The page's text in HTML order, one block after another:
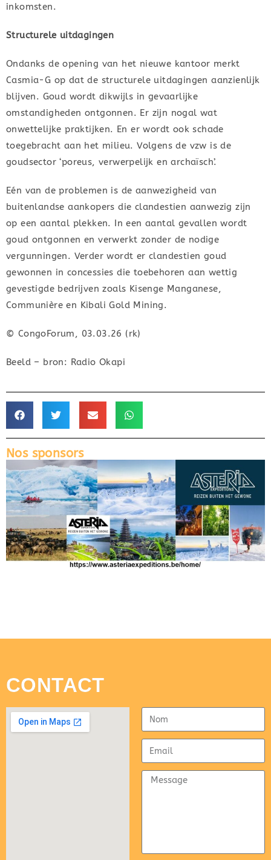
inkomsten.
Structurele uitdagingen
Ondanks de opening van het nieuwe kantoor merkt
Casmia-G op dat de structurele uitdagingen aanzienlijk
blijven. Goud wordt dikwijls in gevaarlijke
omstandigheden ontgonnen. Er zijn nogal wat
onwettelijke praktijken. En er wordt ook schade
toegebracht aan het milieu. Volgens de vzw is de
goudsector ‘poreus, verwerpelijk en archaïsch’.
Eén van de problemen is de aanwezigheid van
buitenlandse aankopers die clandestien aanwezig zijn
op een aantal plekken. In een aantal gevallen wordt
goud ontgonnen en verwerkt zonder de nodige
vergunningen. Verder wordt er clandestien goud
gewonnen in concessies die toebehoren aan wettig
gevestigde bedrijven zoals Kisenge Manganese,
Communière en Kibali Gold Mining.
© CongoForum, 03.03.26 (rk)
Beeld – bron: Radio Okapi
Nos sponsors
CONTACT